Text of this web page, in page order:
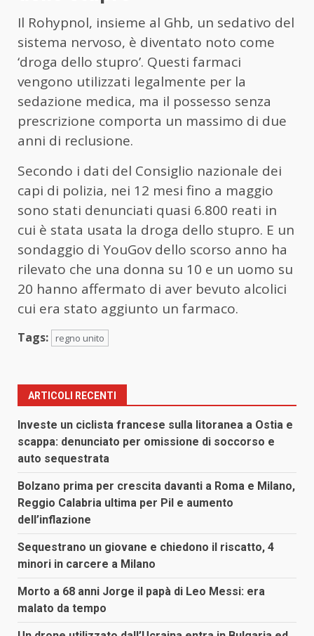
Il Rohypnol, insieme al Ghb, un sedativo del
sistema nervoso, è diventato noto come
‘droga dello stupro’. Questi farmaci
vengono utilizzati legalmente per la
sedazione medica, ma il possesso senza
prescrizione comporta un massimo di due
anni di reclusione.
Secondo i dati del Consiglio nazionale dei
capi di polizia, nei 12 mesi fino a maggio
sono stati denunciati quasi 6.800 reati in
cui è stata usata la droga dello stupro. E un
sondaggio di YouGov dello scorso anno ha
rilevato che una donna su 10 e un uomo su
20 hanno affermato di aver bevuto alcolici
cui era stato aggiunto un farmaco.
Tags: regno unito
ARTICOLI RECENTI
Investe un ciclista francese sulla litoranea a Ostia e
scappa: denunciato per omissione di soccorso e
auto sequestrata
Bolzano prima per crescita davanti a Roma e Milano,
Reggio Calabria ultima per Pil e aumento
dell’inflazione
Sequestrano un giovane e chiedono il riscatto, 4
minori in carcere a Milano
Morto a 68 anni Jorge il papà di Leo Messi: era
malato da tempo